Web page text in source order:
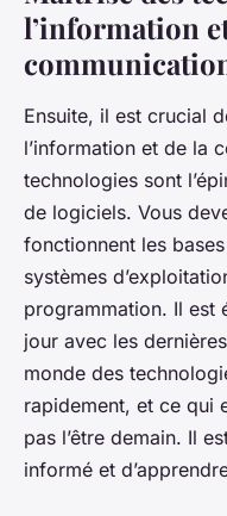
l’information
Ensuite, il est crucial
l’information et de la
technologies sont
de logiciels. Vous
fonctionnent les
systèmes
programmation. Il est
jour avec les
monde des
rapidement, et ce qui
pas l’être demain. Il
informé et